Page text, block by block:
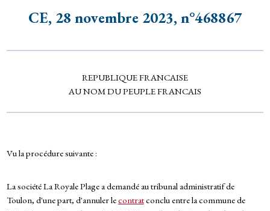
CE, 28 novembre 2023, n°468867
REPUBLIQUE FRANCAISE
AU NOM DU PEUPLE FRANCAIS
Vu la procédure suivante :
La société La Royale Plage a demandé au tribunal administratif de
Toulon, d'une part, d'annuler lecontratconclu entre la commune de